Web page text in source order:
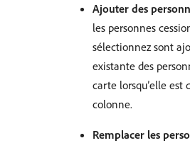
Ajouter des
les personnes
sélectionnez sont
existante des
carte lorsqu’elle est
colonne.
Remplacer les